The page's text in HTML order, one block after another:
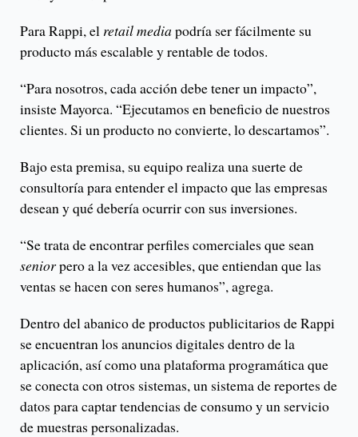
Para Rappi, el retail mediapodría ser fácilmente su
producto más escalable y rentable de todos.
“Para nosotros, cada acción debe tener un impacto”,
insiste Mayorca. “Ejecutamos en beneficio de nuestros
clientes. Si un producto no convierte, lo descartamos”.
Bajo esta premisa, su equipo realiza una suerte de
consultoría para entender el impacto que las empresas
desean y qué debería ocurrir con sus inversiones.
“Se trata de encontrar perfiles comerciales que sean
seniorpero a la vez accesibles, que entiendan que las
ventas se hacen con seres humanos”, agrega.
Dentro del abanico de productos publicitarios de Rappi
se encuentran los anuncios digitales dentro de la
aplicación, así como una plataforma programática que
se conecta con otros sistemas, un sistema de reportes de
datos para captar tendencias de consumo y un servicio
de muestras personalizadas.